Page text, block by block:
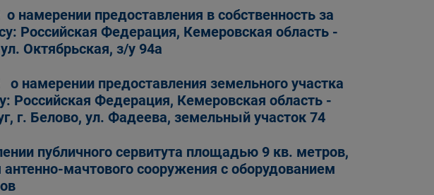
предоставления в собственность за
Российская Федерация, Кемеровская область -
Октябрьская, з/у 94а
предоставления земельного участка
Российская Федерация, Кемеровская область -
г. Белово, ул. Фадеева, земельный участок 74
публичного сервитута площадью 9 кв. метров,
мачтового сооружения с оборудованием